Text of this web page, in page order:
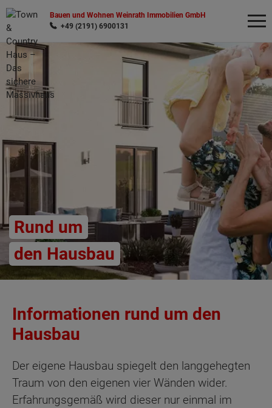
Bauen und Wohnen Weinrath Immobilien GmbH
+49 (2191) 6900131
Rund um
den Hausbau
Informationen rund um den
Hausbau
Der eigene Hausbau spiegelt den langgehegten
Traum von den eigenen vier Wänden wider.
Erfahrungsgemäß wird dieser nur einmal im
Wonach möchten Sie suchen?